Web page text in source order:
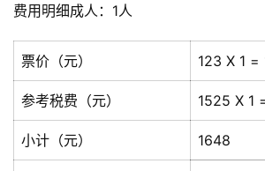
费用明细成人：1人
票价（元） 123 X 1 =
参考税费（元） 1525 X 1
小计（元） 1648